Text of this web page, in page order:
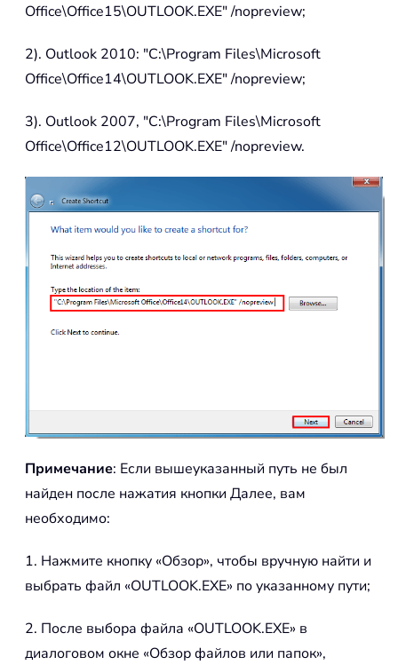
Office\Office15\OUTLOOK.EXE" /nopreview;
2). Outlook 2010: "C:\Program Files\Microsoft
Office\Office14\OUTLOOK.EXE" /nopreview;
3). Outlook 2007, "C:\Program Files\Microsoft
Office\Office12\OUTLOOK.EXE" /nopreview.
Примечание: Если вышеуказанный путь не был
найден после нажатия кнопки Далее, вам
необходимо:
1. Нажмите кнопку «Обзор», чтобы вручную найти и
выбрать файл «OUTLOOK.EXE» по указанному пути;
2. После выбора файла «OUTLOOK.EXE» в
диалоговом окне «Обзор файлов или папок»,